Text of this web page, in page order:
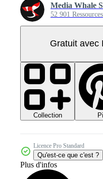
Media Whale
52 901 Ressources
Gratuit avec
Collection
Licence Pro Standard
Qu'est-ce que c'est ?
Plus d'infos